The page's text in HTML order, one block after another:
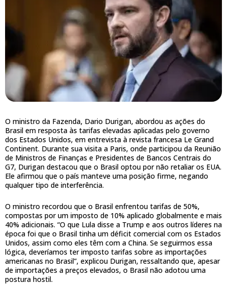
O ministro da Fazenda, Dario Durigan, abordou as ações do
Brasil em resposta às tarifas elevadas aplicadas pelo governo
dos Estados Unidos, em entrevista à revista francesa Le Grand
Continent. Durante sua visita a Paris, onde participou da Reunião
de Ministros de Finanças e Presidentes de Bancos Centrais do
G7, Durigan destacou que o Brasil optou por não retaliar os EUA.
Ele afirmou que o país manteve uma posição firme, negando
qualquer tipo de interferência.
O ministro recordou que o Brasil enfrentou tarifas de 50%,
compostas por um imposto de 10% aplicado globalmente e mais
40% adicionais. “O que Lula disse a Trump e aos outros líderes na
época foi que o Brasil tinha um déficit comercial com os Estados
Unidos, assim como eles têm com a China. Se seguirmos essa
lógica, deveríamos ter imposto tarifas sobre as importações
americanas no Brasil”, explicou Durigan, ressaltando que, apesar
de importações a preços elevados, o Brasil não adotou uma
postura hostil.